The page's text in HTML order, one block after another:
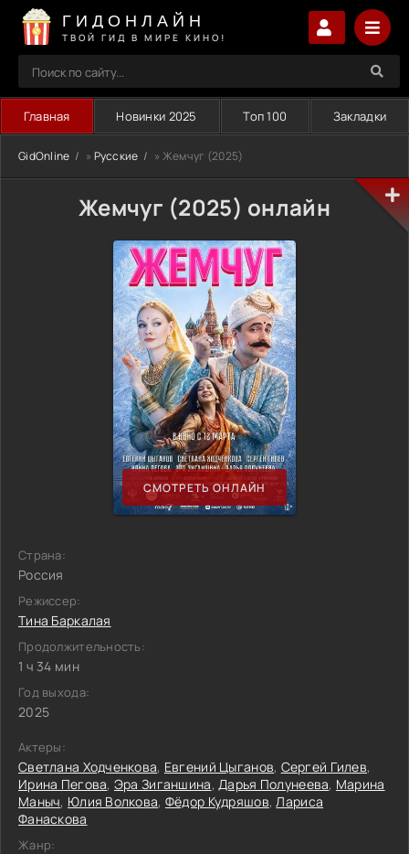
ГИДОНЛАЙН
ТВОЙ ГИД В МИРЕ КИНО!
Главная Новинки 2025 Топ 100 Закладки
GidOnline » Русские » Жемчуг (2025)
Жемчуг (2025) онлайн
СМОТРЕТЬ ОНЛАЙН
Страна:
Россия
Режиссер:
Тина Баркалая
Продолжительность:
1 ч 34 мин
Год выхода:
2025
Актеры:
Светлана Ходченкова, Евгений Цыганов, Сергей Гилев,
Ирина Пегова, Эра Зиганшина,Дарья Полунеева, Марина
Маныч, Юлия Волкова, Фёдор Кудряшов,Лариса
Фанаскова
Жанр: